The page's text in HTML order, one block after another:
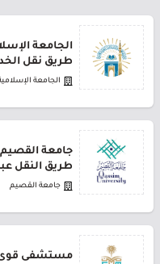
الجامعة
طريق نقل
الجامعة
طريق النقل
جامعة القصيم
مستشفى قوى